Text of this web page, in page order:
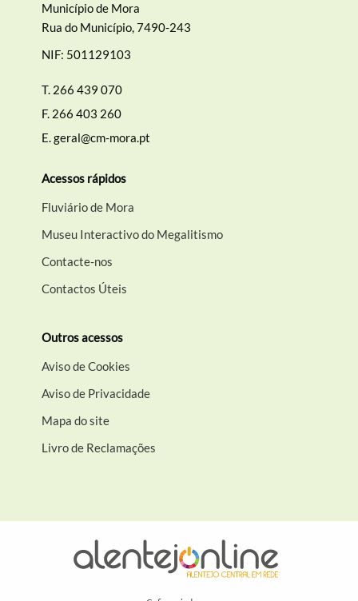
Município de Mora
Rua do Município, 7490-243
NIF: 501129103
T. 266 439 070
F. 266 403 260
E.geral@cm-mora.pt
Acessos rápidos
Fluviário de Mora
Museu Interactivo do Megalitismo
Contacte-nos
Contactos Úteis
Outros acessos
Aviso de Cookies
Aviso de Privacidade
Mapa do site
Livro de Reclamações